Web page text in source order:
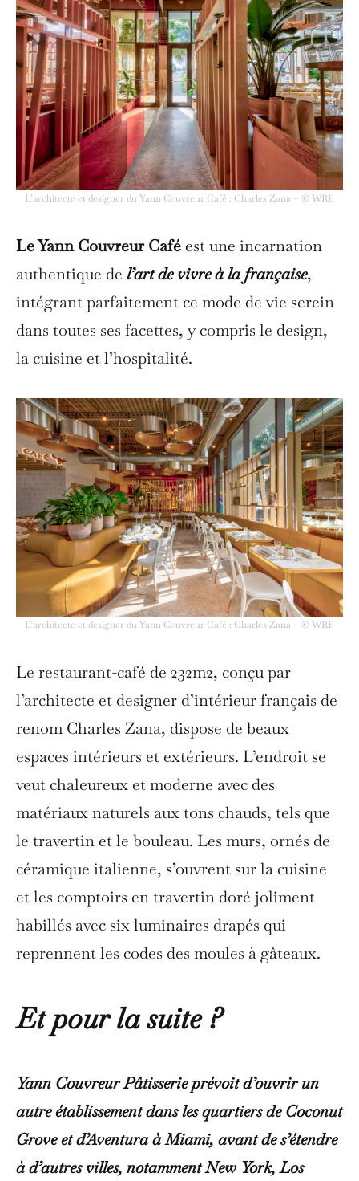
L’architecte et designer du Yann Couvreur Café : Charles Zana – © WRE
Le Yann Couvreur Café est une incarnation
authentique de l’art de vivre à la française,
intégrant parfaitement ce mode de vie serein
dans toutes ses facettes, y compris le design,
la cuisine et l’hospitalité.
L’architecte et designer du Yann Couvreur Café : Charles Zana – © WRE
Le restaurant-café de 232m2, conçu par
l’architecte et designer d’intérieur français de
renom Charles Zana, dispose de beaux
espaces intérieurs et extérieurs. L’endroit se
veut chaleureux et moderne avec des
matériaux naturels aux tons chauds, tels que
le travertin et le bouleau. Les murs, ornés de
céramique italienne, s’ouvrent sur la cuisine
et les comptoirs en travertin doré joliment
habillés avec six luminaires drapés qui
reprennent les codes des moules à gâteaux.
Et pour la suite ?
Yann Couvreur Pâtisserie prévoit d’ouvrir un
autre établissement dans les quartiers de Coconut
Grove et d’Aventura à Miami, avant de s’étendre
à d’autres villes, notamment New York, Los